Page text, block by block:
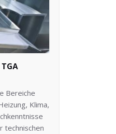
Bereiche
Klima,
technischen